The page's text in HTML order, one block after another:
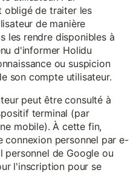
obligé de traiter les
de manière
les rendre disponibles à
d'informer Holidu
ou suspicion
son compte utilisateur.
peut être consulté à
terminal (par
mobile). À cette fin,
connexion personnel par e-
de Google ou
l'inscription pour se